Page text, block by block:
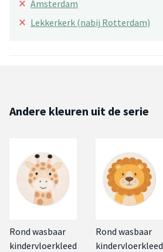
Amsterdam
× Lekkerkerk (nabij Rotterdam)
Andere kleuren uit de serie
Rond wasbaar
kindervloerkleed
Rond wasbaar
kindervloerkleed